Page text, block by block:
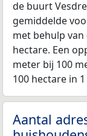
de buurt
gemiddelde
met behulp
hectare. Een
meter bij 100
100 hectare in 1
Aantal